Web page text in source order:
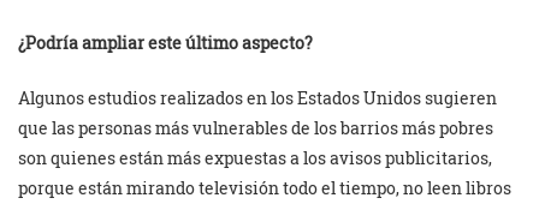
¿Podría ampliar este último aspecto?
Algunos estudios realizados en los Estados Unidos sugieren
que las personas más vulnerables de los barrios más pobres
son quienes están más expuestas a los avisos publicitarios,
porque están mirando televisión todo el tiempo, no leen libros